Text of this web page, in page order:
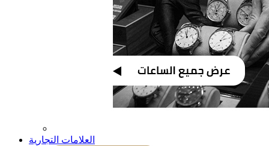
العلامات التجارية